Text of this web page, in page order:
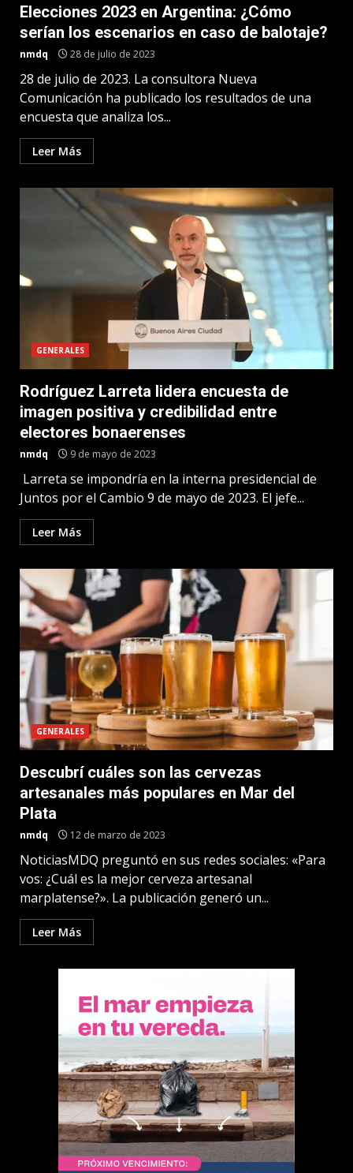
Elecciones 2023 en Argentina: ¿Cómo
serían los escenarios en caso de balotaje?
nmdq 28 de julio de 2023
28 de julio de 2023. La consultora Nueva
Comunicación ha publicado los resultados de una
encuesta que analiza los...
Leer Más
GENERALES
Rodríguez Larreta lidera encuesta de
imagen positiva y credibilidad entre
electores bonaerenses
nmdq 9 de mayo de 2023
Larreta se impondría en la interna presidencial de
Juntos por el Cambio 9 de mayo de 2023. El jefe...
Leer Más
GENERALES
Descubrí cuáles son las cervezas
artesanales más populares en Mar del
Plata
nmdq 12 de marzo de 2023
NoticiasMDQ preguntó en sus redes sociales: «Para
vos: ¿Cuál es la mejor cerveza artesanal
marplatense?». La publicación generó un...
Leer Más